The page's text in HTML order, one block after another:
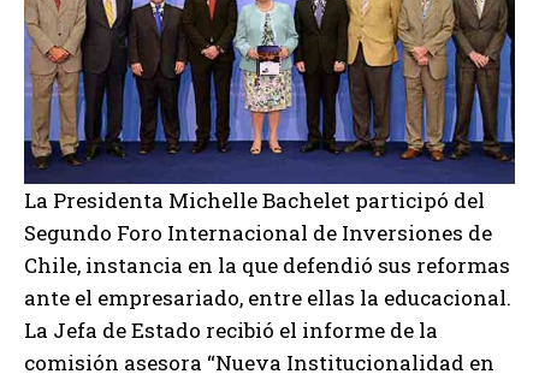
La Presidenta Michelle Bachelet participó del
Segundo Foro Internacional de Inversiones de
Chile, instancia en la que defendió sus reformas
ante el empresariado, entre ellas la educacional.
La Jefa de Estado recibió el informe de la
comisión asesora “Nueva Institucionalidad en